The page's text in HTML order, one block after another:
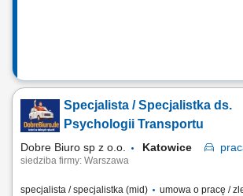
Specjalista / Specjalistka ds.
Psychologii Transportu
Dobre Biuro sp z o.o. Katowice
siedziba firmy: Warszawa
specjalista / specjalistka (mid)
umowa o pracę /